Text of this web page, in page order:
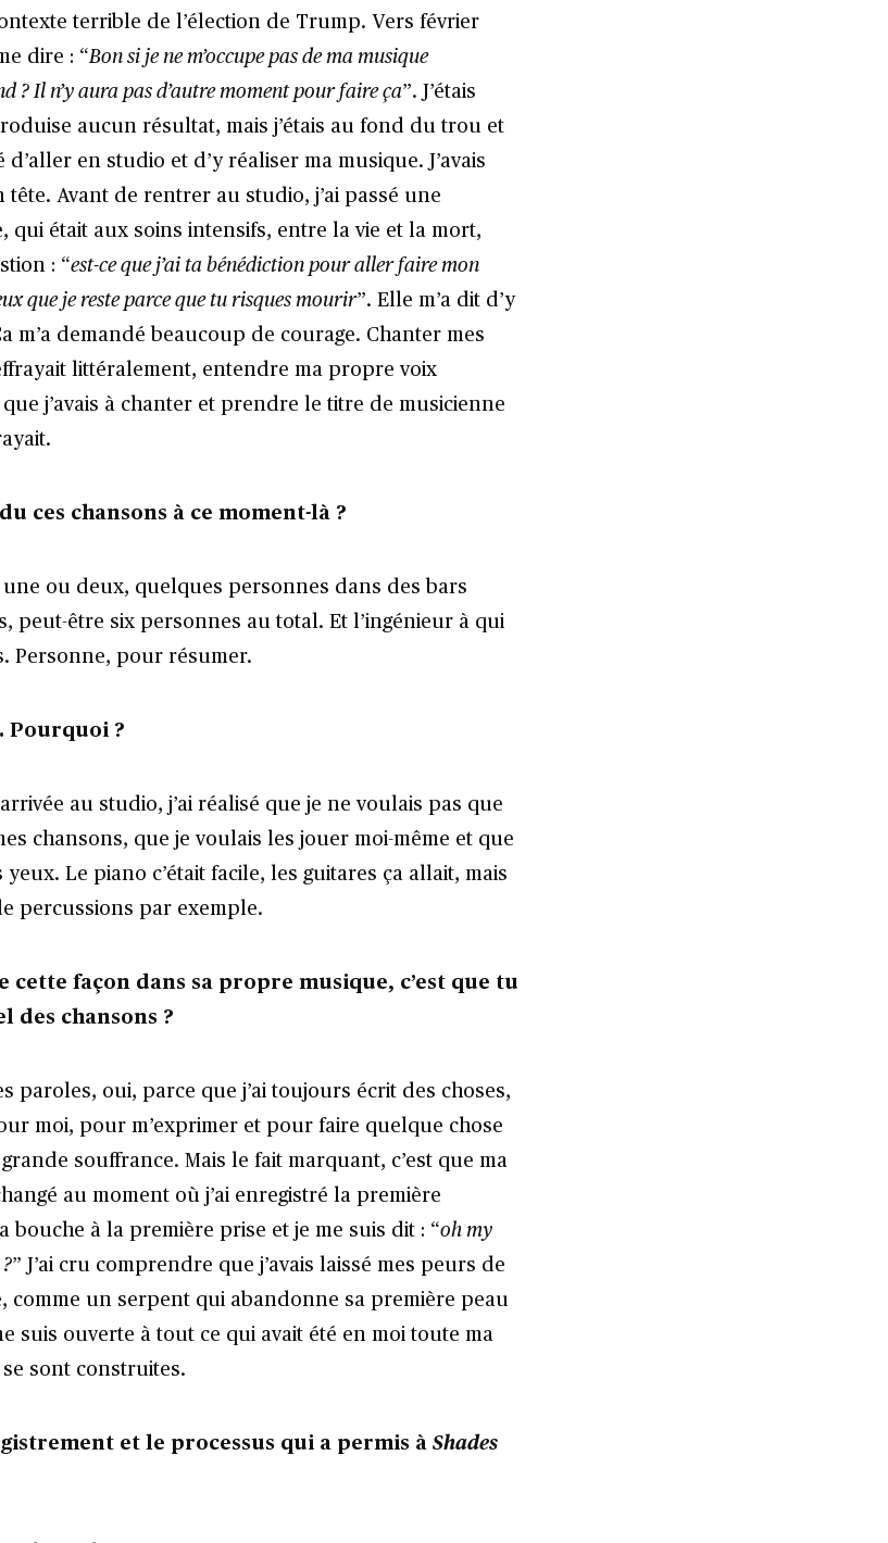
terrible de l’élection de Trump. Vers février
dire : “Bon si je ne m’occupe pas de ma musique
? Il n’y aura pas d’autre moment pour faire ça”. J’étais
aucun résultat, mais j’étais au fond du trou et
d’aller en studio et d’y réaliser ma musique. J’avais
Avant de rentrer au studio, j’ai passé une
qui était aux soins intensifs, entre la vie et la mort,
: “est-ce que j’ai ta bénédiction pour aller faire mon
que je reste parce que tu risques mourir”. Elle m’a dit d’y
m’a demandé beaucoup de courage. Chanter mes
littéralement, entendre ma propre voix
j’avais à chanter et prendre le titre de musicienne
ces chansons à ce moment-là ?
ou deux, quelques personnes dans des bars
peut-être six personnes au total. Et l’ingénieur à qui
Personne, pour résumer.
Pourquoi ?
au studio, j’ai réalisé que je ne voulais pas que
chansons, que je voulais les jouer moi-même et que
yeux. Le piano c’était facile, les guitares ça allait, mais
percussions par exemple.
cette façon dans sa propre musique, c’est que tu
des chansons ?
paroles, oui, parce que j’ai toujours écrit des choses,
moi, pour m’exprimer et pour faire quelque chose
souffrance. Mais le fait marquant, c’est que ma
au moment où j’ai enregistré la première
bouche à la première prise et je me suis dit : “oh my
” J’ai cru comprendre que j’avais laissé mes peurs de
comme un serpent qui abandonne sa première peau
suis ouverte à tout ce qui avait été en moi toute ma
sont construites.
et le processus qui a permis à Shades